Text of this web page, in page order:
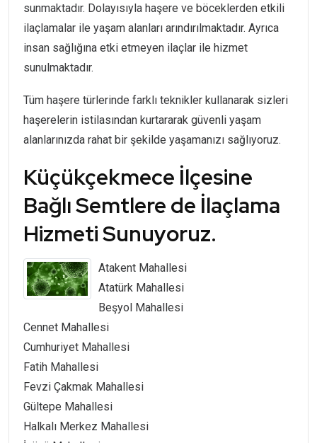
sunmaktadır. Dolayısıyla haşere ve böceklerden etkili
ilaçlamalar ile yaşam alanları arındırılmaktadır. Ayrıca
insan sağlığına etki etmeyen ilaçlar ile hizmet
sunulmaktadır.
Tüm haşere türlerinde farklı teknikler kullanarak sizleri
haşerelerin istilasından kurtararak güvenli yaşam
alanlarınızda rahat bir şekilde yaşamanızı sağlıyoruz.
Küçükçekmece İlçesine
Bağlı Semtlere de İlaçlama
Hizmeti Sunuyoruz.
Atakent Mahallesi
Atatürk Mahallesi
Beşyol Mahallesi
Cennet Mahallesi
Cumhuriyet Mahallesi
Fatih Mahallesi
Fevzi Çakmak Mahallesi
Gültepe Mahallesi
Halkalı Merkez Mahallesi